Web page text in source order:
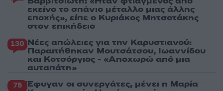
εκείνο το σπάνιο μέταλλο μιας άλλης
εποχής», είπε ο Κυριάκος Μητσοτάκης
στον επικήδειο
130 Νέες απώλειες για την Καρυστιανού:
Παραιτήθηκαν Μουτσάτσου, Ιωαννίδου
και Κοτσόργιος - «Αποχωρώ από μια
αυταπάτη»
75 Έφυγαν οι συνεργάτες, μένει η Μαρία